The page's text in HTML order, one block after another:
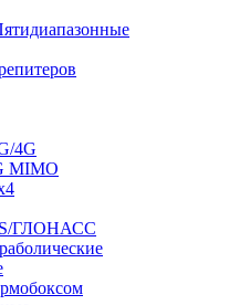
4G
MIMO
ГЛОНАСС